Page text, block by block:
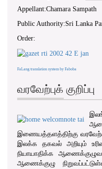
Appellant:Chamara Sampath
Public Authority:Sri Lanka
Order:
FaLang translation system by Faboba
வரவேற்புக் குறிப்பு
இணையத்தளத்திற்கு
இலக்க தகவல் அறியும்
நியாயாதிக்க
ஆணைக்குழு